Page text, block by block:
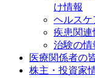
け情報
ヘルスケ
疾患関連
治験の情
医療関係者の
株主・投資家